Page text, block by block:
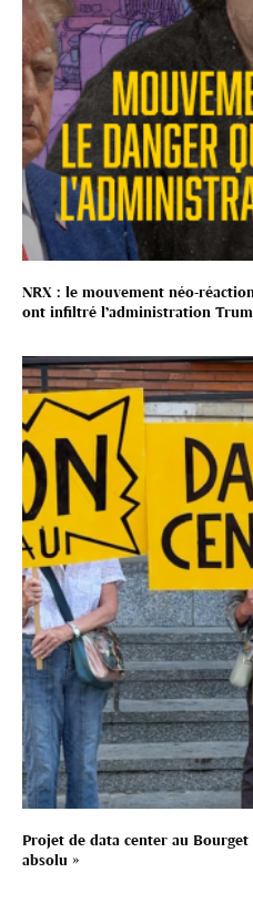
NRX : le mouvement néo-
ont infiltré l’administration
Projet de data center au
absolu »